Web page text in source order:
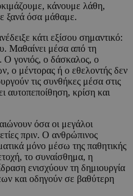
κάνουμε λάθη,
ξανά όσα μάθαμε.
κάτι εξίσου σημαντικό:
Μαθαίνει μέσα από τη
Ο γονιός, ο δάσκαλος, ο
ο μέντορας ή ο εθελοντής δεν
τις συνθήκες μέσα στις
αυτοπεποίθηση, κρίση και
όσα οι μεγάλοι
πριν. Ο ανθρώπινος
μόνο μέσω της παθητικής
το συναίσθημα, η
ενισχύουν τη δημιουργία
και οδηγούν σε βαθύτερη